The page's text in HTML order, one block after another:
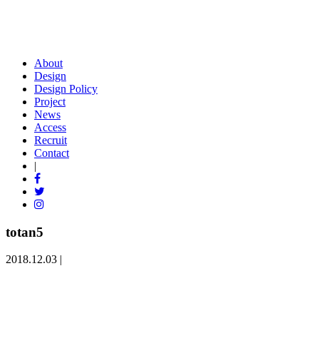
About
Design
Design Policy
Project
News
Access
Recruit
Contact
|
totan5
2018.12.03 |